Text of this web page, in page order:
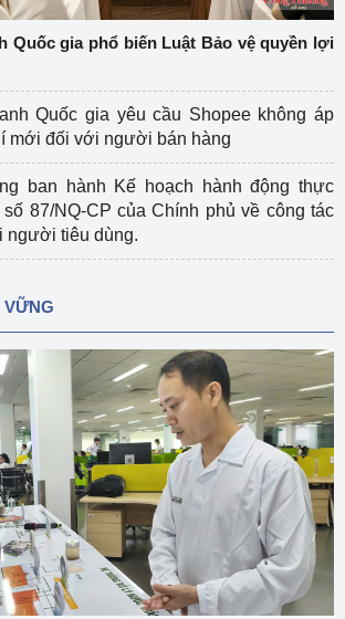
Quốc gia phổ biến Luật Bảo vệ quyền lợi
Quốc gia yêu cầu Shopee không áp
mới đối với người bán hàng
ban hành Kế hoạch hành động thực
87/NQ-CP của Chính phủ về công tác
người tiêu dùng.
VỮNG